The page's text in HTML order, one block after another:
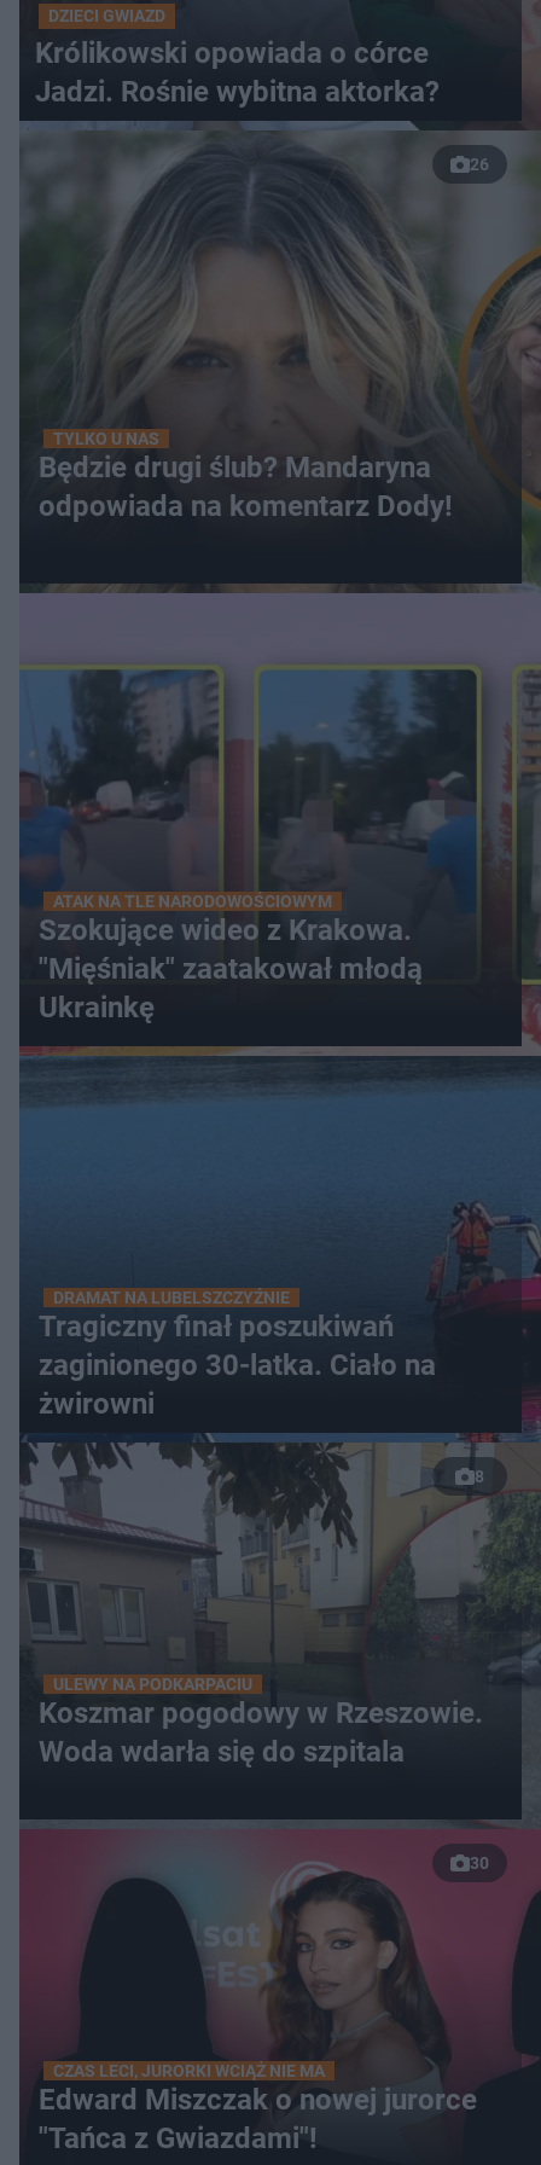
DZIECI GWIAZD
Królikowski opowiada o córce
Jadzi. Rośnie wybitna aktorka?
26
TYLKO U NAS
Będzie drugi ślub? Mandaryna
odpowiada na komentarz Dody!
ATAK NA TLE NARODOWOŚCIOWYM
Szokujące wideo z Krakowa.
"Mięśniak" zaatakował młodą
Ukrainkę
DRAMAT NA LUBELSZCZYŹNIE
Tragiczny finał poszukiwań
zaginionego 30-latka. Ciało na
żwirowni
8
ULEWY NA PODKARPACIU
Koszmar pogodowy w Rzeszowie.
Woda wdarła się do szpitala
30
CZAS LECI, JURORKI WCIĄŻ NIE MA
Edward Miszczak o nowej jurorce
"Tańca z Gwiazdami"!